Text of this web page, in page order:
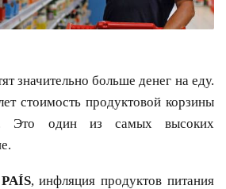
значительно больше денег на еду.
стоимость продуктовой корзины
Это один из самых высоких
, инфляция продуктов питания